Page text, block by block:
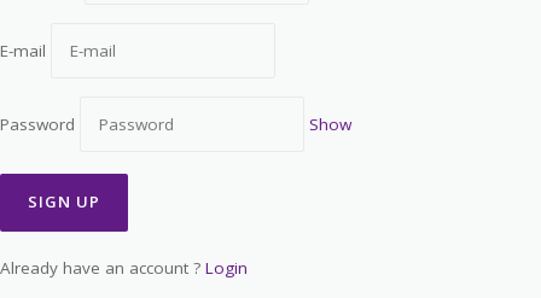
E-mail
Password Show
Already have an account ? Login